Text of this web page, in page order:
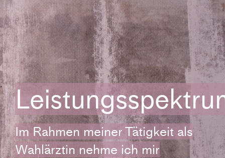
Im Rahmen meiner Tätigkeit als
Wahlärztin nehme ich mir